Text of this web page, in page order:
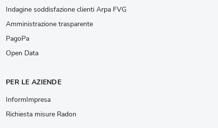
Indagine soddisfazione clienti Arpa FVG
Amministrazione trasparente
PagoPa
Open Data
PER LE AZIENDE
InformImpresa
Richiesta misure Radon